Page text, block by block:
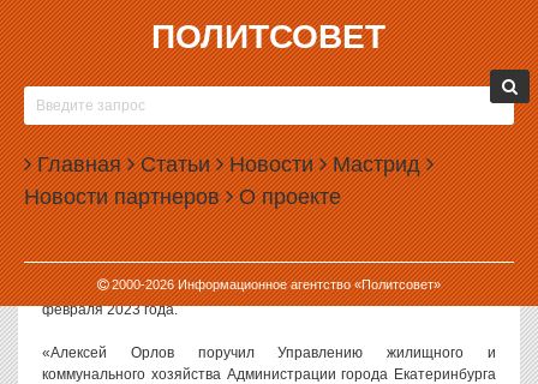
ПОЛИТСОВЕТ
Главная Статьи Новости Мастрид
Новости партнеров О проекте
2000-2026Информационное агентство «Политсовет»
28.02.2023, 14:16
ОРЛОВ ПОРУЧИЛ УСИЛИТЬ ПРОВЕРКИ
ГАЗОВИКОВ В ЕКАТЕРИНБУРГЕ
Глава Екатеринбурга Алексей Орлов поручил усилить
профилактику газового оборудования в жилых домах
Екатеринбурга.
Как сообщили в пресс-службе городской администрации, такое
поручение градоначальник озвучил на совещании во вторник, 28
февраля 2023 года.
«Алексей Орлов поручил Управлению жилищного и
коммунального хозяйства Администрации города Екатеринбурга